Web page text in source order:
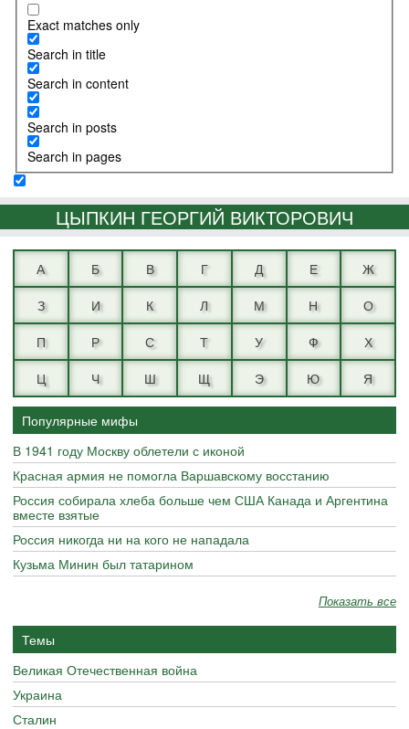
Exact matches only
Search in title
Search in content
Search in posts
Search in pages
ЦЫПКИН ГЕОРГИЙ ВИКТОРОВИЧ
А Б В Г Д Е
Ж
З
И К Л М Н
О
П
Р С Т У Ф
Х
Ц
Ч Ш Щ Э Ю Я
Популярные мифы
В 1941 году Москву облетели с иконой
Красная армия не помогла Варшавскому восстанию
Россия собирала хлеба больше чем США Канада и Аргентина
вместе взятые
Россия никогда ни на кого не нападала
Кузьма Минин был татарином
Показать все
Темы
Великая Отечественная война
Украина
Сталин